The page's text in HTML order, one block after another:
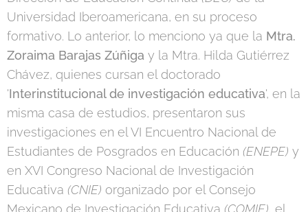
Universidad Iberoamericana, en su proceso
formativo. Lo anterior, lo menciono ya que la Mtra.
Zoraima Barajas Zúñiga y la Mtra. Hilda Gutiérrez
Chávez, quienes cursan el doctorado
'Interinstitucional de investigación educativa', en la
misma casa de estudios, presentaron sus
investigaciones en el VI Encuentro Nacional de
Estudiantes de Posgrados en Educación (ENEPE) y
en XVI Congreso Nacional de Investigación
Educativa (CNIE) organizado por el Consejo
Mexicano de Investigación Educativa (COMIE), el